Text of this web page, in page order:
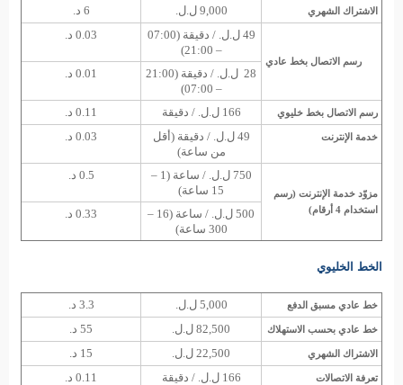
الاشتراك الشهري 9,000 ل.ل. 6 د.
رسم الاتصال بخط عادي
49 ل.ل. / دقيقة (07:00
– 21:00)
0.03 د.
28 ل.ل. / دقيقة (21:00
– 07:00)
0.01 د.
رسم الاتصال بخط خليوي 166 ل.ل. / دقيقة 0.11 د.
خدمة الإنترنت
49 ل.ل. / دقيقة (أقل
من ساعة)
0.03 د.
مزوّد خدمة الإنترنت (رسم
استخدام 4 أرقام)
750 ل.ل. / ساعة (1 –
15 ساعة)
0.5 د.
500 ل.ل. / ساعة (16 –
300 ساعة)
0.33 د.
الخط الخليوي
خط عادي مسبق الدفع 5,000 ل.ل. 3.3 د.
خط عادي بحسب الاستهلاك 82,500 ل.ل. 55 د.
الاشتراك الشهري 22,500 ل.ل. 15 د.
تعرفة الاتصالات 166 ل.ل. / دقيقة 0.11 د.